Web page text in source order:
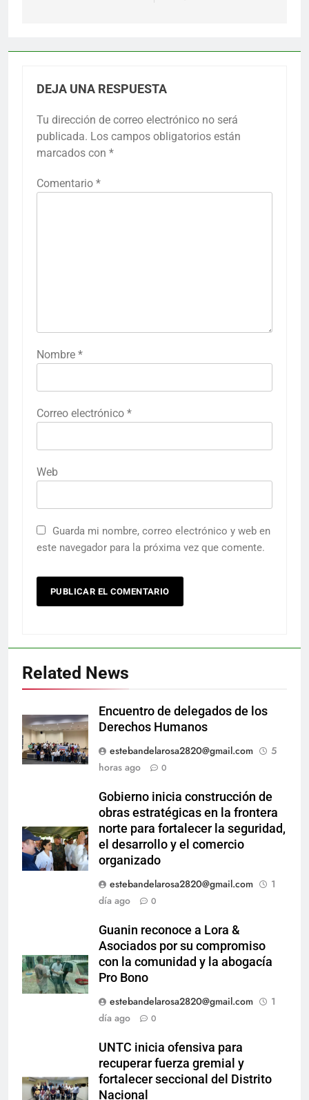
DEJA UNA RESPUESTA
Tu dirección de correo electrónico no será
publicada. Los campos obligatorios están
marcados con *
Comentario *
Nombre *
Correo electrónico *
Web
Guarda mi nombre, correo electrónico y web en
este navegador para la próxima vez que comente.
Related News
Encuentro de delegados de los
Derechos Humanos
estebandelarosa2820@gmail.com
5
horas ago
0
Gobierno inicia construcción de
obras estratégicas en la frontera
norte para fortalecer la seguridad,
el desarrollo y el comercio
organizado
estebandelarosa2820@gmail.com
1
día ago
0
Guanin reconoce a Lora &
Asociados por su compromiso
con la comunidad y la abogacía
Pro Bono
estebandelarosa2820@gmail.com
1
día ago
0
UNTC inicia ofensiva para
recuperar fuerza gremial y
fortalecer seccional del Distrito
Nacional